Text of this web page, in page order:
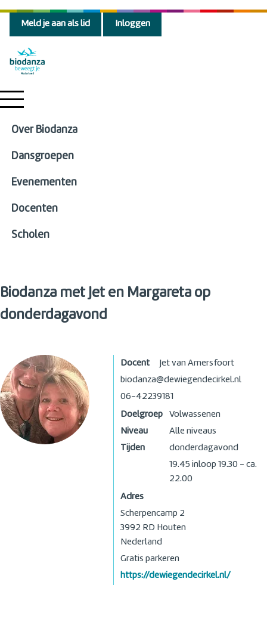
Meld je aan als lid Inloggen
Over Biodanza
Dansgroepen
Evenementen
Docenten
Scholen
Biodanza met Jet en Margareta op
donderdagavond
Docent
Jet van Amersfoort
biodanza@dewiegendecirkel.nl
06-42239181
Doelgroep
Volwassenen
Niveau
Alle niveaus
Tijden
donderdagavond
19.45 inloop 19.30 - ca.
22.00
Adres
Scherpencamp 2
3992 RD Houten
Nederland
Gratis parkeren
https://dewiegendecirkel.nl/